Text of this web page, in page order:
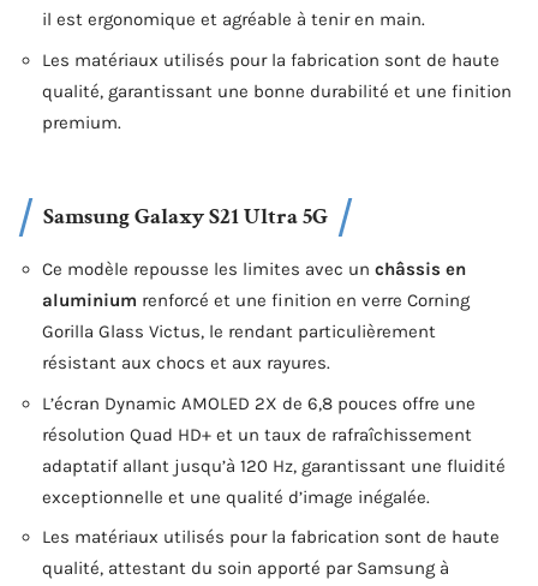
il est ergonomique et agréable à tenir en main.
Les matériaux utilisés pour la fabrication sont de haute
qualité, garantissant une bonne durabilité et une finition
premium.
Samsung Galaxy S21 Ultra 5G
Ce modèle repousse les limites avec un châssis en
aluminium renforcé et une finition en verre Corning
Gorilla Glass Victus, le rendant particulièrement
résistant aux chocs et aux rayures.
L’écran Dynamic AMOLED 2X de 6,8 pouces offre une
résolution Quad HD+ et un taux de rafraîchissement
adaptatif allant jusqu’à 120 Hz, garantissant une fluidité
exceptionnelle et une qualité d’image inégalée.
Les matériaux utilisés pour la fabrication sont de haute
qualité, attestant du soin apporté par Samsung à